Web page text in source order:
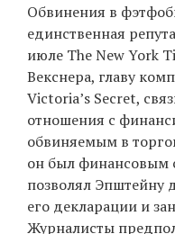
Обвинения в
единственная
июле The New York
Векснера, главу
Victoria’s Secret,
отношения с
обвиняемым в
он был финансовым
позволял Эпштейну
его декларации и
Журналисты